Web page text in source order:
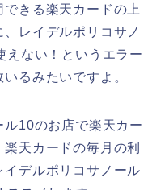
できる楽天カードの上
レイデルポリコサノ
えない！というエラー
るみたいですよ。
10のお店で楽天カー
天カードの毎月の利
デルポリコサノール